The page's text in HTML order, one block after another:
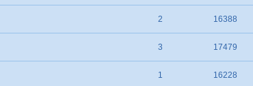
2 16388
3 17479
1 16228